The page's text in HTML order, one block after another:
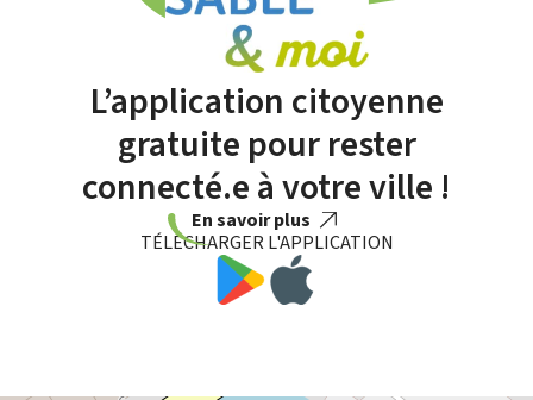
L’application citoyenne
gratuite pour rester
connecté.e à votre ville !
En savoir plus
TÉLÉCHARGER L'APPLICATION